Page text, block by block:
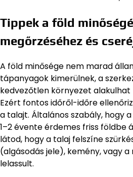
Tippek a föld
megőrzéséhez és
A föld minősége nem marad
tápanyagok kimerülnek, a
kedvezőtlen környezet alakulhat
Ezért fontos időről-időre
a talajt. Általános szabály, hogy
1–2 évente érdemes friss földbe
látod, hogy a talaj felszíne
(algásodás jele), kemény, vagy
lelassult.